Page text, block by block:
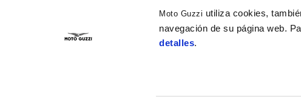
Moto Guzzi utiliza cookies,
navegación de su página web.
detalles.